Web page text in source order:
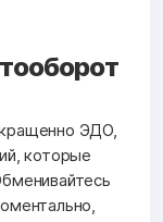
ЭДО,
которые